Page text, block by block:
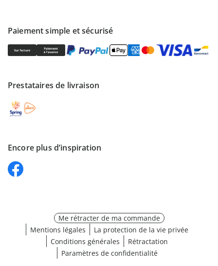
Paiement simple et sécurisé
Prestataires de livraison
Encore plus d’inspiration
Me rétracter de ma commande
Mentions légales
La protection de la vie privée
Conditions générales
Rétractation
Paramètres de confidentialité